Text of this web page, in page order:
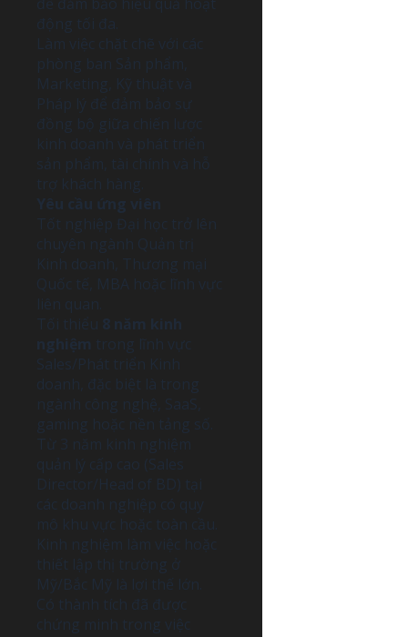
động tối đa.
Làm việc chặt chẽ với các
phòng ban Sản phẩm,
Marketing, Kỹ thuật và
Pháp lý để đảm bảo sự
đồng bộ giữa chiến lược
kinh doanh và phát triển
sản phẩm, tài chính và hỗ
trợ khách hàng.
Yêu cầu ứng viên
Tốt nghiệp Đại học trở lên
chuyên ngành Quản trị
Kinh doanh, Thương mại
Quốc tế, MBA hoặc lĩnh vực
liên quan.
Tối thiểu 8 năm kinh
nghiệm trong lĩnh vực
Sales/Phát triển Kinh
doanh, đặc biệt là trong
ngành công nghệ, SaaS,
gaming hoặc nền tảng số.
Từ 3 năm kinh nghiệm
quản lý cấp cao (Sales
Director/Head of BD) tại
các doanh nghiệp có quy
mô khu vực hoặc toàn cầu.
Kinh nghiệm làm việc hoặc
thiết lập thị trường ở
Mỹ/Bắc Mỹ là lợi thế lớn.
Có thành tích đã được
chứng minh trong việc